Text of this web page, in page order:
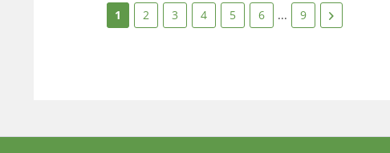
1 2 3 4 5 6 ... 9